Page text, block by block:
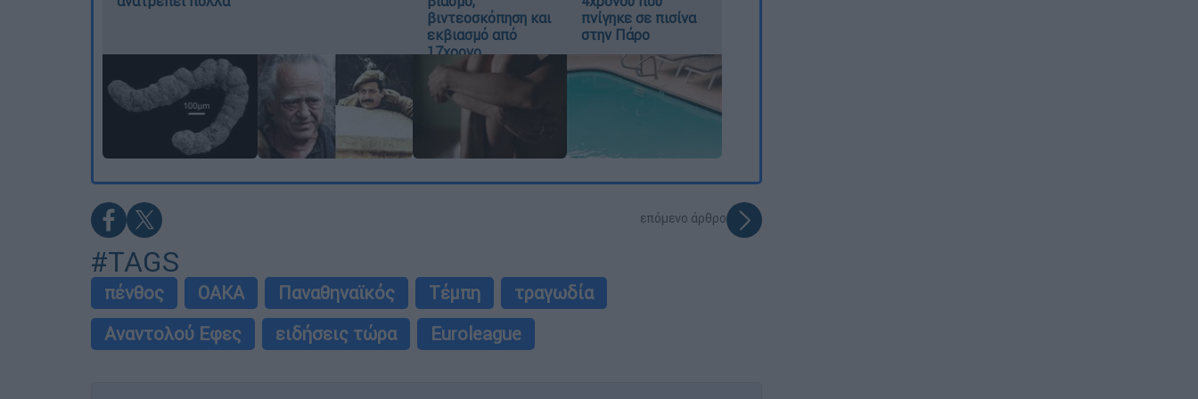
βιντεοσκόπηση και
εκβιασμό από
17χρονο
πνίγηκε σε πισίνα
στην Πάρο
επόμενο άρθρο
#TAGS
πένθος ΟΑΚΑ Παναθηναϊκός Τέμπη
τραγωδία
Αναντολού Εφες
ειδήσεις τώρα Euroleague